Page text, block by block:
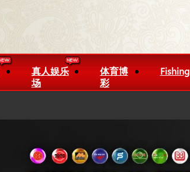
真人娱乐
场
体育博
彩
Fishing